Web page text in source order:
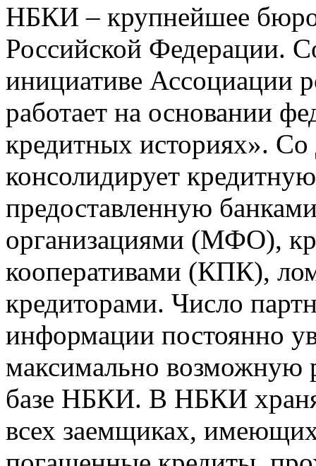
НБКИ – крупнейшее
Российской Федерации.
инициативе Ассоциации
работает на основании
кредитных историях».
консолидирует
предоставленную
организациями (МФО),
кооперативами (КПК),
кредиторами. Число
информации постоянно
максимально возможную
базе НБКИ. В НБКИ
всех заемщиках,